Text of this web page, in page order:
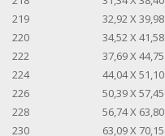
219
32,92 X 39,98
220
34,52 X 41,58
222
37,69 X 44,75
224
44,04 X 51,10
226
50,39 X 57,45
228
56,74 X 63,80
230
63,09 X 70,15